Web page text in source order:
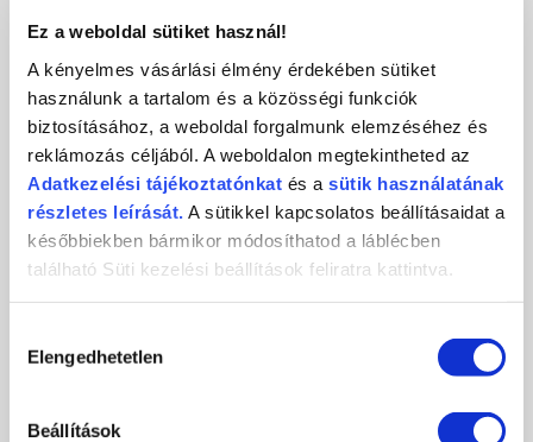
Ez a weboldal sütiket használ!
A kényelmes vásárlási élmény érdekében sütiket
használunk a tartalom és a közösségi funkciók
biztosításához, a weboldal forgalmunk elemzéséhez és
reklámozás céljából. A weboldalon megtekintheted az
Adatkezelési tájékoztatónkat és a sütik használatának
részletes leírását. A sütikkel kapcsolatos beállításaidat a
későbbiekben bármikor módosíthatod a láblécben
található Süti kezelési beállítások feliratra kattintva.
kiválasztása
Elengedhetetlen
Beállítások
KEDVENCEK MOST EGY HELYEN VÁRNAK!
2026-06-07
Több mint 60 slágertermék segít abban, hogy vendégeid körmei
egész nyáron a figyelem...
RÉSZLETEK